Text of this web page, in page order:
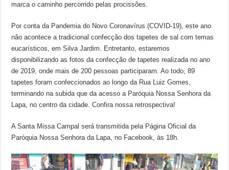
marca o caminho percorrido pelas procissões.
Por conta da Pandemia do Novo Coronavírus (COVID-19), este ano
não acontece a tradicional confecção dos tapetes de sal com temas
eucarísticos, em Silva Jardim. Entretanto, estaremos
disponibilizando as fotos da confecção de tapetes realizada no ano
de 2019, onde mais de 200 pessoas participaram. Ao todo, 89
tapetes foram confeccionados ao longo da Rua Luiz Gomes,
terminando na subida que da acesso a Paróquia Nossa Senhora da
Lapa, no centro da cidade. Confira nossa retrospectiva!
A Santa Missa Campal será transmitida pela Página Oficial da
Paróquia Nossa Senhora da Lapa, no Facebook, às 18h.